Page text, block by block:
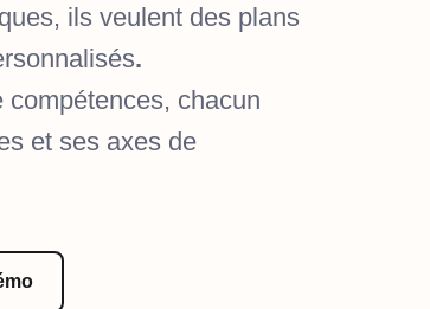
ils veulent des plans
.
compétences, chacun
et ses axes de